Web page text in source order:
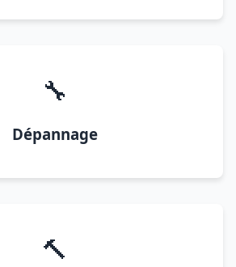
🔧
Dépannage
🔨